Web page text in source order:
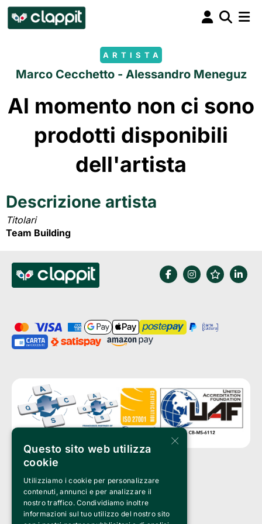
ARTISTA
Marco Cecchetto - Alessandro Meneguz
Al momento non ci sono
prodotti disponibili
dell'artista
Descrizione artista
Titolari
Team Building
Clappit è un marchio di proprietà di:
Bemils Srl
a Socio Unico
Via Fosse Ardeatine, 4 -20092 Cinisello Balsamo (MI)
PI 05589050961
×
Questo sito web utilizza
cookie
Utilizziamo i cookie per personalizzare
contenuti, annunci e per analizzare il
nostro traffico. Condividiamo inoltre
informazioni sul tuo utilizzo del nostro sito